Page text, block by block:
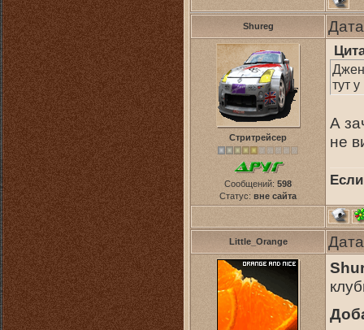
Shureg
Стритрейсер
Сообщений: 598
Статус: вне сайта
тут
А
не
Little_Orange